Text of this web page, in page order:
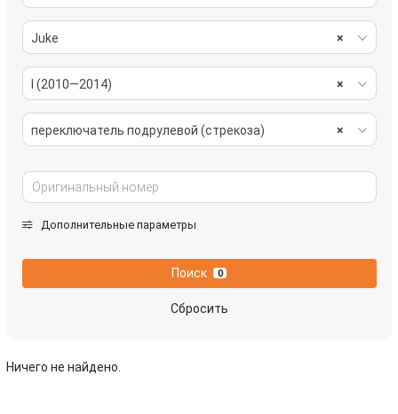
×
Juke
×
I (2010—2014)
×
переключатель подрулевой (стрекоза)
Дополнительные параметры
Поиск 0
Сбросить
Ничего не найдено.